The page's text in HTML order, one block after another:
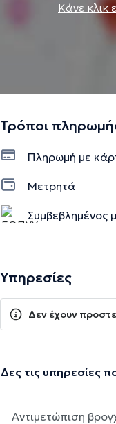
Κάνε κλικ
Τρόποι
Πληρωμή με
Μετρητά
Συμβεβλημένος
Υπηρεσίες
Δεν έχουν
Δες τις υπηρεσίες
Αντιμετώπιση